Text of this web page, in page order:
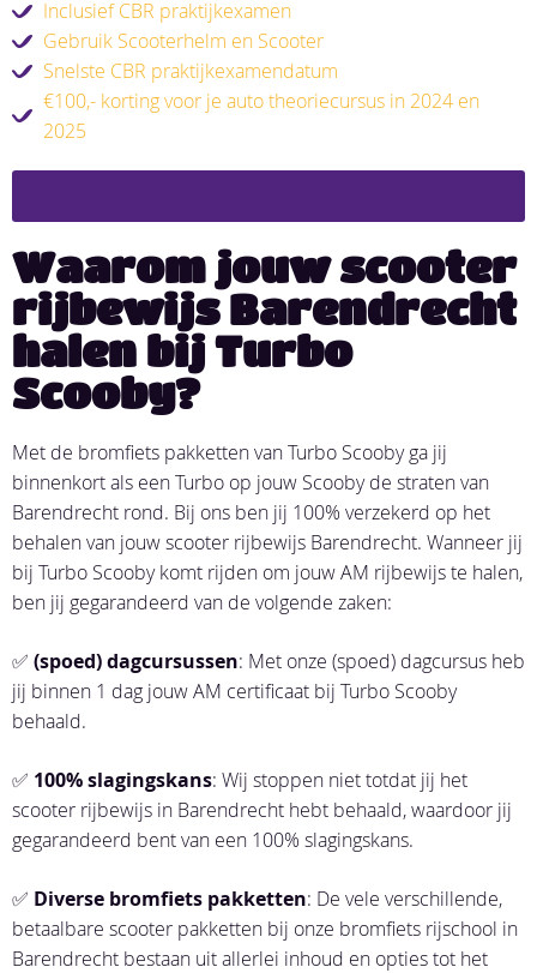
Inclusief CBR praktijkexamen
Gebruik Scooterhelm en Scooter
Snelste CBR praktijkexamendatum
€100,- korting voor je auto theoriecursus in 2024 en
2025
Waarom jouw scooter
rijbewijs Barendrecht
halen bij Turbo
Scooby?
Met de bromfiets pakketten van Turbo Scooby ga jij
binnenkort als een Turbo op jouw Scooby de straten van
Barendrecht rond. Bij ons ben jij 100% verzekerd op het
behalen van jouw scooter rijbewijs Barendrecht. Wanneer jij
bij Turbo Scooby komt rijden om jouw AM rijbewijs te halen,
ben jij gegarandeerd van de volgende zaken:
✅ (spoed) dagcursussen: Met onze (spoed) dagcursus heb
jij binnen 1 dag jouw AM certificaat bij Turbo Scooby
behaald.
✅ 100% slagingskans: Wij stoppen niet totdat jij het
scooter rijbewijs in Barendrecht hebt behaald, waardoor jij
gegarandeerd bent van een 100% slagingskans.
✅ Diverse bromfiets pakketten: De vele verschillende,
betaalbare scooter pakketten bij onze bromfiets rijschool in
Barendrecht bestaan uit allerlei inhoud en opties tot het